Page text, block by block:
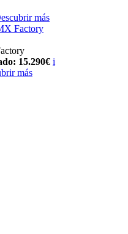
más
Factory
15.290€ i
más